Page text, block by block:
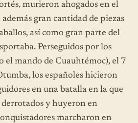
murieron ahogados en el
gran cantidad de piezas
así como gran parte del
Perseguidos por los
el mando de Cuauhtémoc), el 7
los españoles hicieron
en una batalla en la que
derrotados y huyeron en
marcharon en